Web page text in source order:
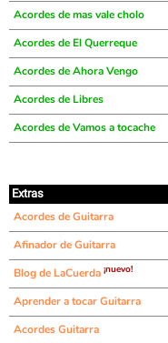
Acordes de mas vale cholo
Acordes de El Querreque
Acordes de Ahora Vengo
Acordes de Libres
Acordes de Vamos a tocache
Extras
Acordes de Guitarra
Afinador de Guitarra
Blog de LaCuerda ¡nuevo!
Aprender a tocar Guitarra
Acordes Guitarra